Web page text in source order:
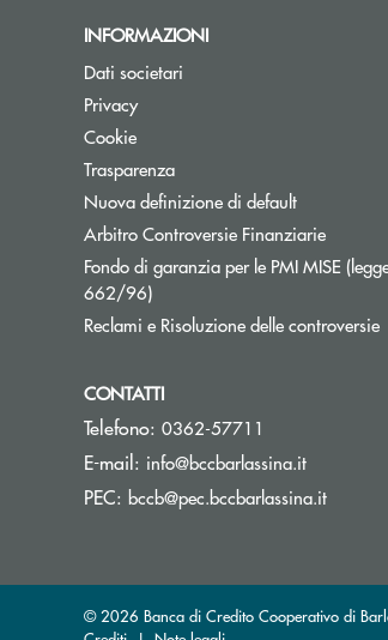
INFORMAZIONI
Dati societari
Privacy
Cookie
Trasparenza
Nuova definizione di default
Arbitro Controversie FinanziarieApre
Fondo di garanzia per le PMI MISE
662/96)Apre una nuova finestra
Reclami e Risoluzione delle controversie
CONTATTI
Telefono: 0362-57711
E-mail: info@bccbarlassina.it(si apre
PEC: bccb@pec.bccbarlassina.it(si
© 2026 Banca di Credito Cooperativo di